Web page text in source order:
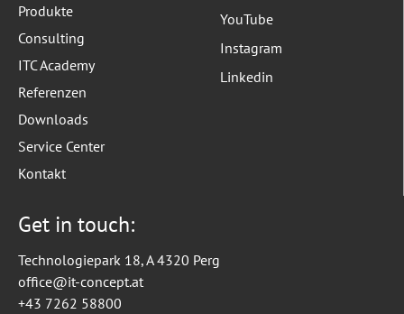
Produkte
Consulting
ITC Academy
Referenzen
Downloads
Service Center
Kontakt
YouTube
Instagram
Linkedin
Get in touch:
Technologiepark 18, A 4320 Perg
office@it-concept.at
+43 7262 58800